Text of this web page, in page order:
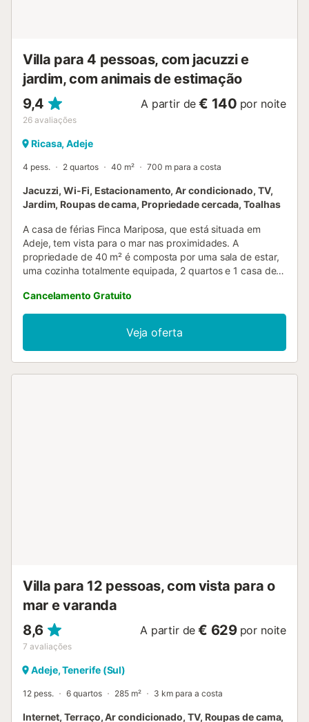
Villa para 4 pessoas, com jacuzzi e
jardim, com animais de estimação
9,4
26 avaliações
A partir de € 140 por noite
Ricasa, Adeje
4 pess. 2 quartos 40 m² 700 m para a costa
Jacuzzi, Wi-Fi, Estacionamento, Ar condicionado, TV,
Jardim, Roupas de cama, Propriedade cercada, Toalhas
A casa de férias Finca Mariposa, que está situada em
Adeje, tem vista para o mar nas proximidades. A
propriedade de 40 m² é composta por uma sala de estar,
uma cozinha totalmente equipada, 2 quartos e 1 casa de
camas é uma "cama nido" (uma cama de rodízio). As
comodidades adicionais incluem Wi-Fi de alta velocidade,
uma ventoinha, ar condicionado na sala de estar que
permite arrefecer ou aquecer toda a propriedade, uma
máquina de lavar roupa, bem como uma televisão. Um
Cancelamento Gratuito
Veja oferta
Villa para 12 pessoas, com vista para o
mar e varanda
8,6
7 avaliações
A partir de € 629 por noite
Adeje, Tenerife (Sul)
12 pess. 6 quartos 285 m² 3 km para a costa
Internet, Terraço, Ar condicionado, TV, Roupas de cama,